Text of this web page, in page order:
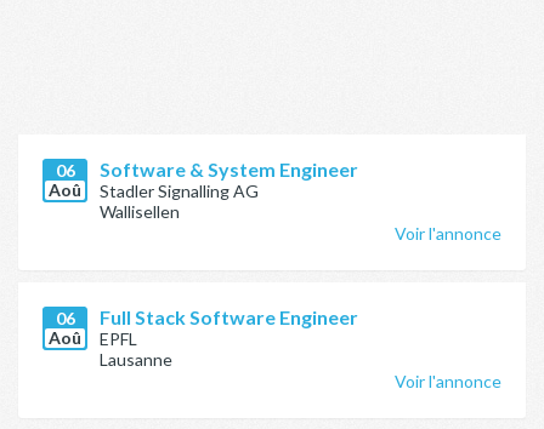
06
Aoû
Software & System Engineer
Stadler Signalling AG
Wallisellen
Voir l'annonce
06
Aoû
Full Stack Software Engineer
EPFL
Lausanne
Voir l'annonce